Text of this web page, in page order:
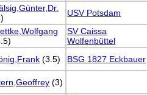
USV Potsdam
SV Caissa
Wolfenbüttel
(3.5)
BSG 1827 Eckbauer
(3)